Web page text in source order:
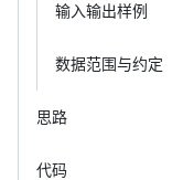
输入输出样例
数据范围与约定
思路
代码